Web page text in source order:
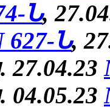
Ն,
627-Ն,